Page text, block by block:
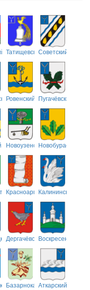
ТатищевскийСоветский
Ровенский Пугачёвский
НовоузенскийНовобурасский
Красноармейский
Калининский
ДергачёвскийВоскресенский
Базарнокарабулакский
Аткарский